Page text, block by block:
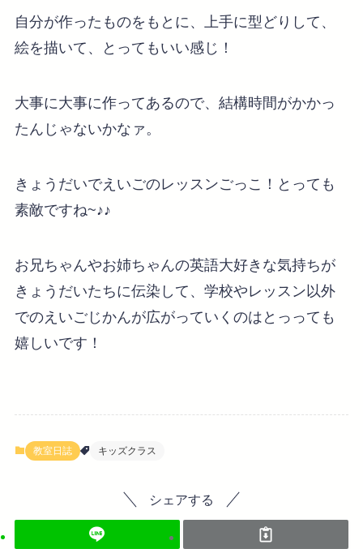
自分が作ったものをもとに、上手に型どりして、
絵を描いて、とってもいい感じ！
大事に大事に作ってあるので、結構時間がかかっ
たんじゃないかなァ。
きょうだいでえいごのレッスンごっこ！とっても
素敵ですね~♪♪
お兄ちゃんやお姉ちゃんの英語大好きな気持ちが
きょうだいたちに伝染して、学校やレッスン以外
でのえいごじかんが広がっていくのはとっっても
嬉しいです！
教室日誌 キッズクラス
シェアする